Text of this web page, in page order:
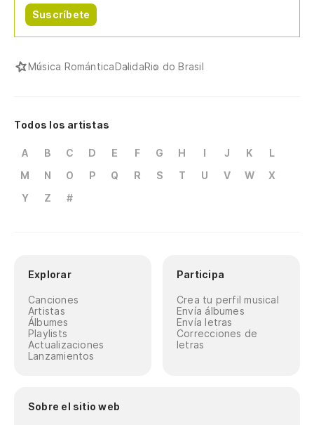
Suscríbete
Música RománticaDalidaRio do Brasil
Todos los artistas
A B C D E F G H I J K
L
M
N O P Q R S T U V W
X
Y
Z #
Explorar
Canciones
Artistas
Álbumes
Playlists
Actualizaciones
Lanzamientos
Participa
Crea tu perfil musical
Envía álbumes
Envía letras
Correcciones de
letras
Sobre el sitio web